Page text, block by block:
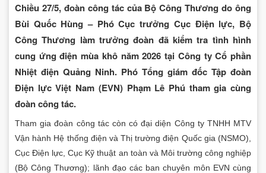
Chiều 27/5, đoàn công tác của Bộ Công Thương do ông
Bùi Quốc Hùng – Phó Cục trưởng Cục Điện lực, Bộ
Công Thương làm trưởng đoàn đã kiểm tra tình hình
cung ứng điện mùa khô năm 2026 tại Công ty Cổ phần
Nhiệt điện Quảng Ninh. Phó Tổng giám đốc Tập đoàn
Điện lực Việt Nam (EVN) Phạm Lê Phú tham gia cùng
đoàn công tác.
Tham gia đoàn công tác còn có đại diện Công ty TNHH MTV
Vận hành Hệ thống điện và Thị trường điện Quốc gia (NSMO),
Cục Điện lực, Cục Kỹ thuật an toàn và Môi trường công nghiệp
(Bộ Công Thương); lãnh đạo các ban chuyên môn EVN cùng